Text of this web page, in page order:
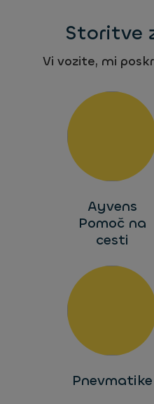
Storitve
Vi vozite, mi
Ayvens
Pomoč na
cesti
Pnevmatike